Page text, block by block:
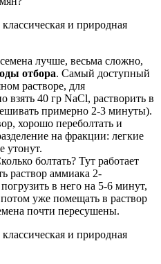
лучше, весьма сложно,
отбора. Самый доступный
растворе, для
взять 40 гр NaCl, растворить в
примерно 2-3 минуты).
хорошо переболтать и
на фракции: легкие
утонут.
болтать? Тут работает
раствор аммиака 2-
в него на 5-6 минут,
уже помещать в раствор
почти пересушены.